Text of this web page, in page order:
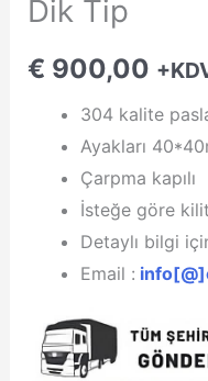
Dik Tip
€ 900,00
304 kalite
Ayakları
Çarpma kapılı
İsteğe göre
Detaylı bilgi
Email :